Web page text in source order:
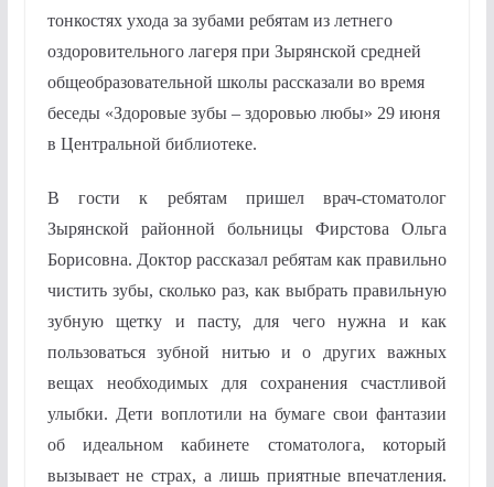
тонкостях ухода за зубами ребятам из летнего
оздоровительного лагеря при Зырянской средней
общеобразовательной школы рассказали во время
беседы «Здоровые зубы – здоровью любы» 29 июня
в Центральной библиотеке.
В гости к ребятам пришел врач-стоматолог
Зырянской районной больницы Фирстова Ольга
Борисовна. Доктор рассказал ребятам как правильно
чистить зубы, сколько раз, как выбрать правильную
зубную щетку и пасту, для чего нужна и как
пользоваться зубной нитью и о других важных
вещах необходимых для сохранения счастливой
улыбки. Дети воплотили на бумаге свои фантазии
об идеальном кабинете стоматолога, который
вызывает не страх, а лишь приятные впечатления.